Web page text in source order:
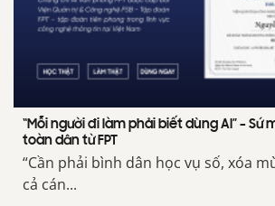
“Mỗi người đi làm phải biết dùng AI” – Sứ
toàn dân từ FPT
“Cần phải bình dân học vụ số, xóa
cả cán...